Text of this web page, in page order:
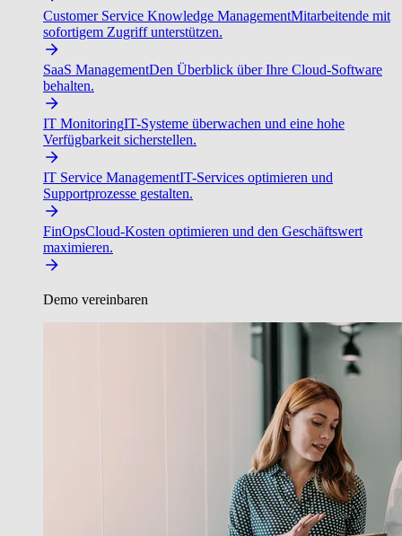
Customer Service Knowledge ManagementMitarbeitende mit
sofortigem Zugriff unterstützen.
SaaS ManagementDen Überblick über Ihre Cloud-Software
behalten.
IT MonitoringIT-Systeme überwachen und eine hohe
Verfügbarkeit sicherstellen.
IT Service ManagementIT-Services optimieren und
Supportprozesse gestalten.
FinOpsCloud-Kosten optimieren und den Geschäftswert
maximieren.
Demo vereinbaren